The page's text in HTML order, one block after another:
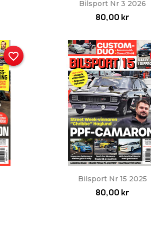
Bilsport Nr 3 2026
80,00 kr
favorite_border
Snabbvy
Bilsport Nr 15 2025
80,00 kr